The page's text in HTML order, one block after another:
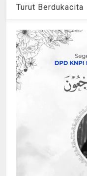
Turut Berdukacita